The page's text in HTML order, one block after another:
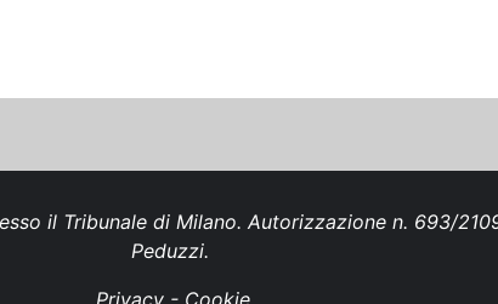
il Tribunale di Milano. Autorizzazione n. 693/
Peduzzi.
Privacy- Cookie